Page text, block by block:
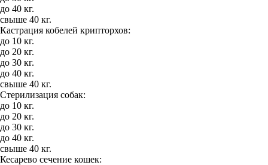
до 40 кг.
свыше 40 кг.
Кастрация кобелей крипторхов:
до 10 кг.
до 20 кг.
до 30 кг.
до 40 кг.
свыше 40 кг.
Стерилизация собак:
до 10 кг.
до 20 кг.
до 30 кг.
до 40 кг.
свыше 40 кг.
Кесарево сечение кошек: